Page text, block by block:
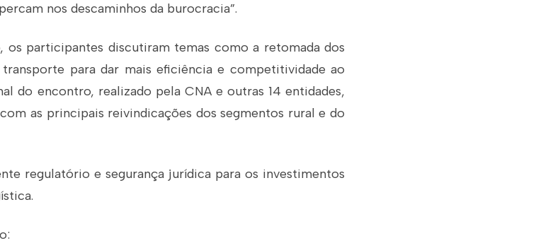
nos descaminhos da burocracia”.
os participantes discutiram temas como a retomada dos
para dar mais eficiência e competitividade ao
do encontro, realizado pela CNA e outras 14 entidades,
as principais reivindicações dos segmentos rural e do
regulatório e segurança jurídica para os investimentos